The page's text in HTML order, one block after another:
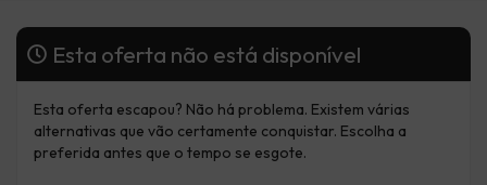
Esta oferta não está disponível
Esta oferta escapou? Não há problema. Existem várias
alternativas que vão certamente conquistar. Escolha a
preferida antes que o tempo se esgote.